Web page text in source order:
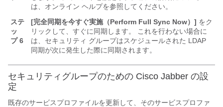
は、オンライン ヘルプを参照してください。
ステ
ッ
プ 6
[完全同期を今すぐ実施（Perform Full Sync Now）] をク
リックして、すぐに同期します。 これを行わない場合に
は、セキュリティ グループはスケジュールされた LDAP
同期が次に発生した際に同期されます。
セキュリティグループのための Cisco Jabber の設
定
既存のサービスプロファイルを更新して、そのサービスプロファ